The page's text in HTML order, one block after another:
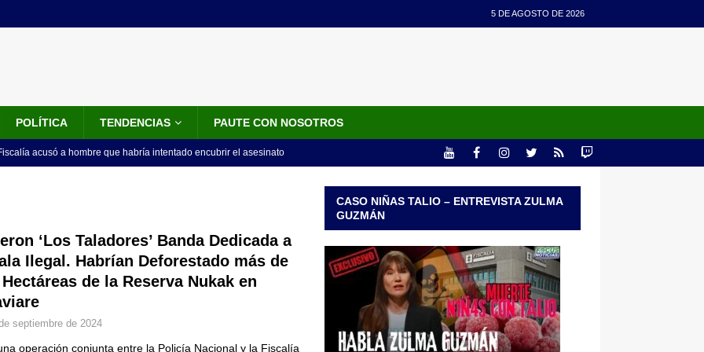
5 DE AGOSTO DE 2026
POLÍTICA TENDENCIAS PAUTE CON NOSOTROS
acusó a hombre que habría intentado encubrir el asesinato
Vargas JUDICIALES
examen toxicológico a exdirectora del Dapre Angie Rodríguez
NOTICIAS
de la banda presidencial que portará Abelardo De La
de un sastre colombiano reconocido en el mundo
‘Los Taladores’ Banda Dedicada a
Ilegal. Habrían Deforestado más de
de la Reserva Nukak en
septiembre de 2024
operación conjunta entre la Policía Nacional y la Fiscalía
CASO NIÑAS TALIO – ENTREVISTA ZULMA
GUZMÁN